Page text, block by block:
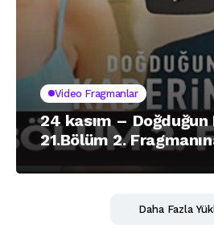
Video Fragmanlar
24 kasım – Doğduğun
21.Bölüm 2.
Daha Fazla